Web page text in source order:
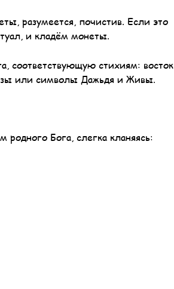
разумеется, почистив. Если это
и кладём монеты.
соответствующую стихиям: восток
или символы Дажьдя и Живы.
Бога, слегка кланяясь: